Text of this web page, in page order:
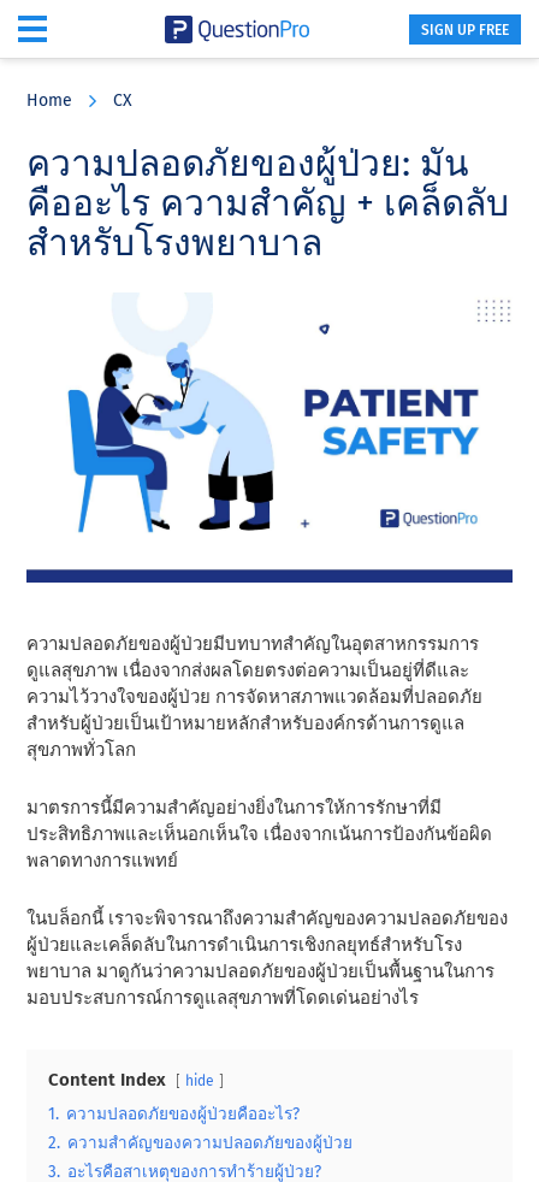
SIGN UP FREE
Home CX
ความปลอดภัยของผู้ป่วย: มัน
คืออะไร ความสําคัญ + เคล็ดลับ
สําหรับโรงพยาบาล
ความปลอดภัยของผู้ป่วยมีบทบาทสําคัญในอุตสาหกรรมการ
ดูแลสุขภาพ เนื่องจากส่งผลโดยตรงต่อความเป็นอยู่ที่ดีและ
ความไว้วางใจของผู้ป่วย การจัดหาสภาพแวดล้อมที่ปลอดภัย
สําหรับผู้ป่วยเป็นเป้าหมายหลักสําหรับองค์กรด้านการดูแล
สุขภาพทั่วโลก
มาตรการนี้มีความสําคัญอย่างยิ่งในการให้การรักษาที่มี
ประสิทธิภาพและเห็นอกเห็นใจ เนื่องจากเน้นการป้องกันข้อผิด
พลาดทางการแพทย์
ในบล็อกนี้ เราจะพิจารณาถึงความสําคัญของความปลอดภัยของ
ผู้ป่วยและเคล็ดลับในการดําเนินการเชิงกลยุทธ์สําหรับโรง
พยาบาล มาดูกันว่าความปลอดภัยของผู้ป่วยเป็นพื้นฐานในการ
มอบประสบการณ์การดูแลสุขภาพที่โดดเด่นอย่างไร
Content Index hide
1. ความปลอดภัยของผู้ป่วยคืออะไร?
2. ความสําคัญของความปลอดภัยของผู้ป่วย
3. อะไรคือสาเหตุของการทําร้ายผู้ป่วย?